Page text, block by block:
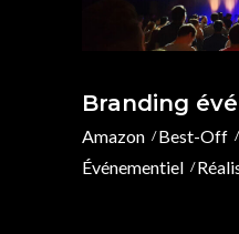
Branding
Amazon Best-Off
Événementiel